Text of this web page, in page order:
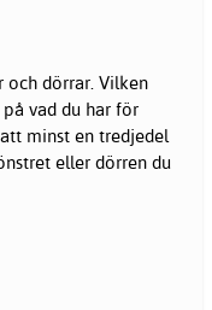
och dörrar . Vilken
vad du har för
minst en tredjedel
eller dörren du